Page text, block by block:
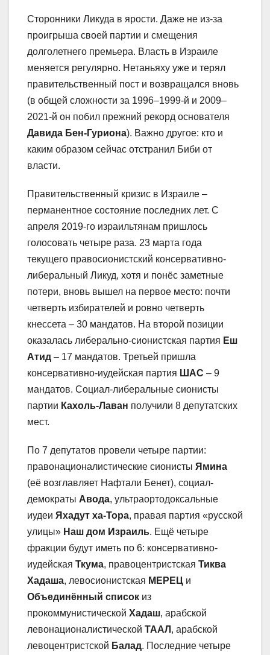
Сторонники Ликуда в ярости. Даже не из-за
проигрыша своей партии и смещения
долголетнего премьера. Власть в Израиле
меняется регулярно. Нетаньяху уже и терял
правительственный пост и возвращался вновь
(в общей сложности за 1996–1999-й и 2009–
2021-й он побил прежний рекорд основателя
Давида Бен-Гуриона). Важно другое: кто и
каким образом сейчас отстранил Биби от
власти.
Правительственный кризис в Израиле –
перманентное состояние последних лет. С
апреля 2019-го израильтянам пришлось
голосовать четыре раза. 23 марта года
текущего правосионистский консервативно-
либеральный Ликуд, хотя и понёс заметные
потери, вновь вышел на первое место: почти
четверть избирателей и ровно четверть
кнессета – 30 мандатов. На второй позиции
оказалась либерально-сионистская партия Еш
Атид – 17 мандатов. Третьей пришла
консервативно-иудейская партия ШАС – 9
мандатов. Социал-либеральные сионисты
партии Кахоль-Лаван получили 8 депутатских
мест.
По 7 депутатов провели четыре партии:
правонационалистические сионисты Ямина
(её возглавляет Нафтали Бенет), социал-
демократы Авода, ультраортодоксальные
иудеи Яхадут ха-Тора, правая партия «русской
улицы» Наш дом Израиль. Ещё четыре
фракции будут иметь по 6: консервативно-
иудейская Ткума, правоцентристская Тиква
Хадаша, левосионистская МЕРЕЦ и
Объединённый список из
прокоммунистической Хадаш, арабской
левонационалистической ТААЛ , арабской
левоцентристской Балад. Последние четыре